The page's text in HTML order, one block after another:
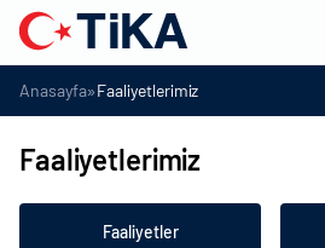
Anasayfa»Faaliyetlerimiz
Faaliyetlerimiz
Faaliyetler